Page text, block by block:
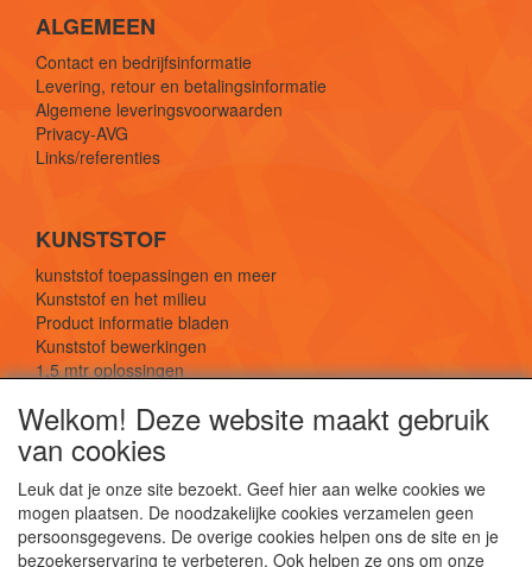
ALGEMEEN
Contact en bedrijfsinformatie
Levering, retour en betalingsinformatie
Algemene leveringsvoorwaarden
Privacy-AVG
Links/referenties
KUNSTSTOF
kunststof toepassingen en meer
Kunststof en het milieu
Product informatie bladen
Kunststof bewerkingen
1,5 mtr oplossingen
SOCIALE MEDIA
Welkom! Deze website maakt gebruik
van cookies
Leuk dat je onze site bezoekt. Geef hier aan welke cookies we
mogen plaatsen. De noodzakelijke cookies verzamelen geen
persoonsgegevens. De overige cookies helpen ons de site en je
bezoekerservaring te verbeteren. Ook helpen ze ons om onze